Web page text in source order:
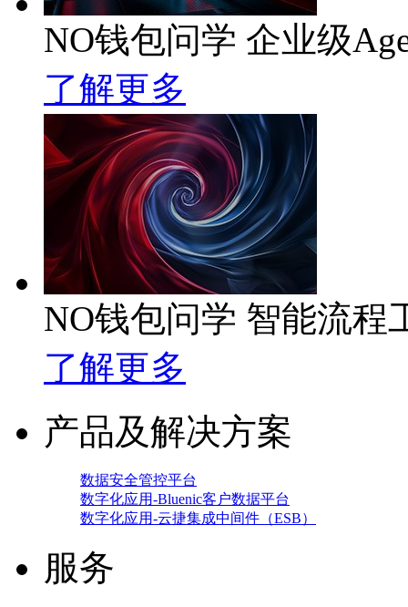
NO钱包问学 企业级
了解更多
NO钱包问学 智能流程
了解更多
产品及解决方案
数据安全管控平台
数字化应用-Bluenic客户数据平台
数字化应用-云捷集成中间件（ESB）
服务